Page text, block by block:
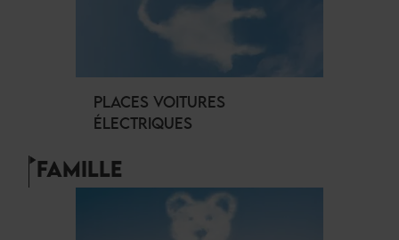
PLACES VOITURES
ÉLECTRIQUES
FAMILLE